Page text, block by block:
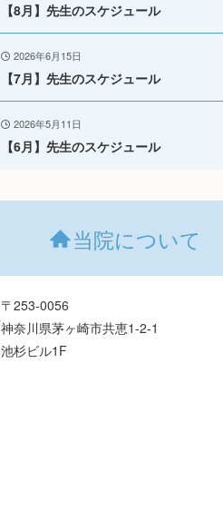
【8月】先生のスケジュール
2026年6月15日
【7月】先生のスケジュール
2026年5月11日
【6月】先生のスケジュール
当院について
〒253-0056
神奈川県茅ヶ崎市共恵1-2-1
池杉ビル1F